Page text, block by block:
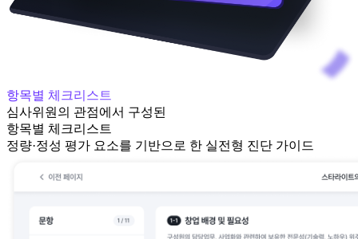
항목별 체크리스트
심사위원 의 관점에서 구성된
항목별 체크리스트
정량·정성 평가 요소를 기반으로 한 실전형 진단 가이드